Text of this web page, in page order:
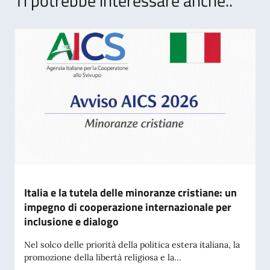
Italia e la tutela delle minoranze cristiane: un
impegno di cooperazione internazionale per
inclusione e dialogo
Nel solco delle priorità della politica estera italiana, la
promozione della libertà religiosa e la...